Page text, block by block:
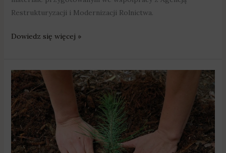
Restrukturyzacji i Modernizacji Rolnictwa.
Dowiedz się więcej »
Agro
temat:
wsparcie
na
posadzenie
lasu